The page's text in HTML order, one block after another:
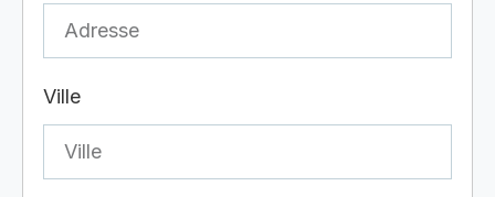
Ville